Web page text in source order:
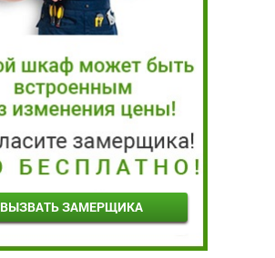
ВЫЗВАТЬ ЗАМЕРЩИКА